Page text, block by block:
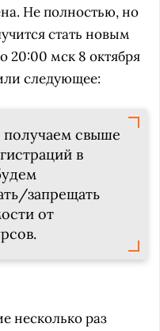
Не полностью, но
стать новым
20:00 мск 8 октября
следующее:
свыше
в
запрещать
от
несколько раз